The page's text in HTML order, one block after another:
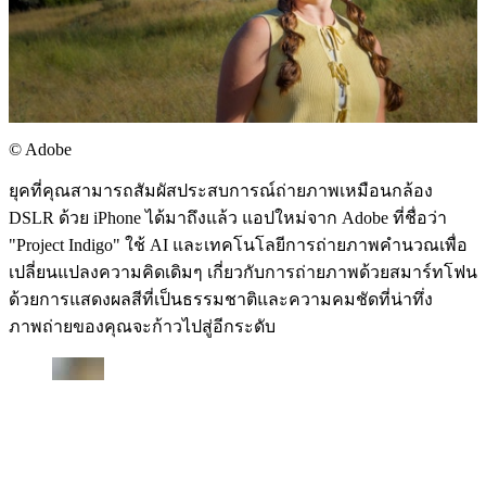
©︎ Adobe
ยุคที่คุณสามารถสัมผัสประสบการณ์ถ่ายภาพเหมือนกล้อง
DSLR ด้วย iPhone ได้มาถึงแล้ว แอปใหม่จาก Adobe ที่ชื่อว่า
"Project Indigo" ใช้ AI และเทคโนโลยีการถ่ายภาพคำนวณเพื่อ
เปลี่ยนแปลงความคิดเดิมๆ เกี่ยวกับการถ่ายภาพด้วยสมาร์ทโฟน
ด้วยการแสดงผลสีที่เป็นธรรมชาติและความคมชัดที่น่าทึ่ง
ภาพถ่ายของคุณจะก้าวไปสู่อีกระดับ